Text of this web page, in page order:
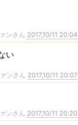
ンさん 2017,10/11 20:04
い
ンさん 2017,10/11 20:07
ンさん 2017,10/11 20:20